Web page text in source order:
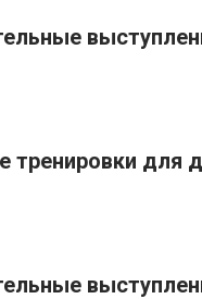
тренировки для